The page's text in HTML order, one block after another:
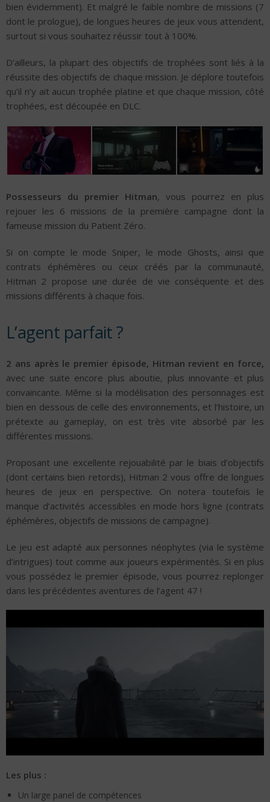
bien évidemment). Et malgré le faible nombre de missions (7
dont le prologue), de longues heures de jeux vous attendent,
surtout si vous souhaitez réussir tout à 100%.
D’ailleurs, la plupart des objectifs de trophées sont liés à la
réussite des objectifs de chaque mission. Je déplore toutefois
qu’il n’y ait aucun trophée platine et que chaque mission, côté
trophées, est découpée en DLC.
Possesseurs du premier Hitman, vous pourrez en plus
rejouer les 6 missions de la première campagne dont la
fameuse mission du Patient Zéro.
Si on compte le mode Sniper, le mode Ghosts, ainsi que
contrats éphémères ou ceux créés par la communauté,
Hitman 2 propose une durée de vie conséquente et des
missions différents à chaque fois.
L’agent parfait ?
2 ans après le premier épisode, Hitman revient en force,
avec une suite encore plus aboutie, plus innovante et plus
convaincante. Même si la modélisation des personnages est
bien en dessous de celle des environnements, et l’histoire, un
prétexte au gameplay, on est très vite absorbé par les
différentes missions.
Proposant une excellente rejouabilité par le biais d’objectifs
(dont certains bien retords), Hitman 2 vous offre de longues
heures de jeux en perspective. On notera toutefois le
manque d’activités accessibles en mode hors ligne (contrats
éphémères, objectifs de missions de campagne).
Le jeu est adapté aux personnes néophytes (via le système
d’intrigues) tout comme aux joueurs expérimentés. Si en plus
vous possédez le premier épisode, vous pourrez replonger
dans les précédentes aventures de l’agent 47 !
Les plus :
Un large panel de compétences